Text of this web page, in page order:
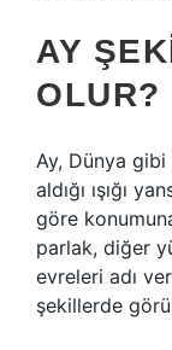
AY
OLUR?
Ay, Dünya gibi
aldığı ışığı
göre
parlak, diğer
evreleri adı
şekillerde